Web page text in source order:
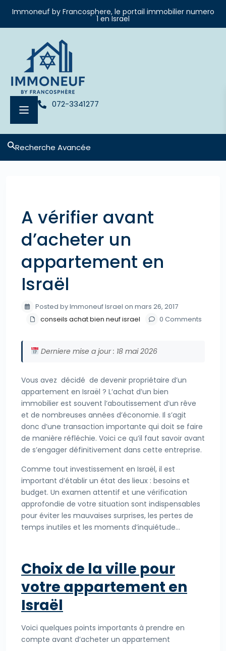
Immoneuf by Francosphere, le portail immobilier numero
1 en Israel
072-3341277
Recherche Avancée
A vérifier avant
d’acheter un
appartement en
Israël
Posted by Immoneuf Israel on mars 26, 2017
conseils achat bien neuf israel
0 Comments
Derniere mise a jour : 18 mai 2026
Vous avez décidé de devenir propriétaire d’un
appartement en Israël ? L’achat d’un bien
immobilier est souvent l’aboutissement d’un rêve
et de nombreuses années d’économie. Il s’agit
donc d’une transaction importante qui doit se faire
de manière réfléchie. Voici ce qu’il faut savoir avant
de s’engager définitivement dans cette entreprise.
Comme tout investissement en Israël, il est
important d’établir un état des lieux : besoins et
budget. Un examen attentif et une vérification
approfondie de votre situation sont indispensables
pour éviter les mauvaises surprises, les pertes de
temps inutiles et les moments d’inquiétude…
Choix de la ville pour
votre appartement en
Israël
Voici quelques points importants à prendre en
compte avant d’acheter un appartement